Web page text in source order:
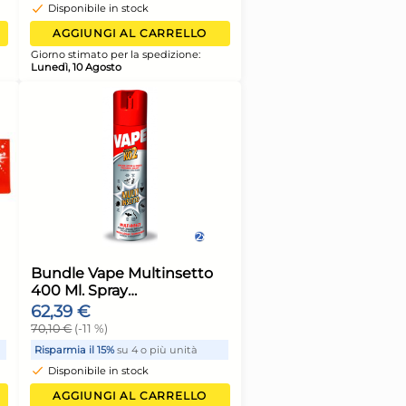
€
il 10% su 6 o più unità
AGGIUNGI AL CARRELLO
stimato per la spedizione:
10 Agosto